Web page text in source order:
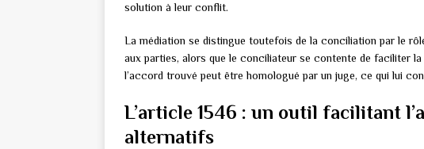
solution à leur conflit.
La médiation se distingue toutefois de la conciliation par le
aux parties, alors que le conciliateur se contente de faciliter
l’accord trouvé peut être homologué par un juge, ce qui lui
L’article 1546 : un outil facilitant
alternatifs